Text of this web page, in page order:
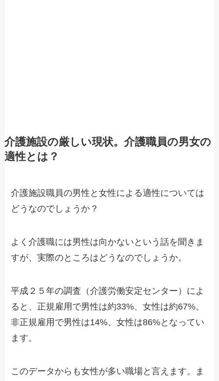
介護施設の厳しい現状。介護職員の男女の
適性とは？
介護施設職員の男性と女性による適性については
どうなのでしょうか？
よく介護職には男性は向かないという話を聞きま
すが、実際のところはどうなのでしょうか。
平成２５年の調査（介護労働安定センター）によ
ると、正規雇用で男性は約33%、女性は約67%。
非正規雇用で男性は14%、女性は86%となってい
ます。
このデータからも女性が多い職場と言えます。ま